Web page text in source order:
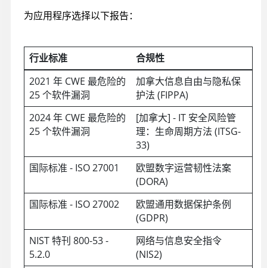
为应用程序选择以下报告：
行业标准
合规性
2021 年 CWE 最危险的
25 个软件漏洞
加拿大信息自由与隐私保
护法 (FIPPA)
2024 年 CWE 最危险的
25 个软件漏洞
[加拿大] - IT 安全风险管
理：生命周期方法 (ITSG-
33)
国际标准 - ISO 27001
欧盟数字运营韧性法案
(DORA)
国际标准 - ISO 27002
欧盟通用数据保护条例
(GDPR)
NIST 特刊 800-53 -
5.2.0
网络与信息安全指令
(NIS2)